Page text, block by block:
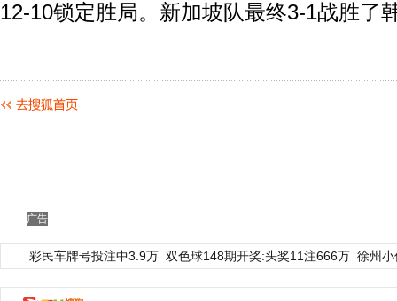
12-10锁定胜局。新加坡队最终3-1战胜了
广告
彩民车牌号投注中3.9万 双色球148期开奖:头奖11注666万 徐州